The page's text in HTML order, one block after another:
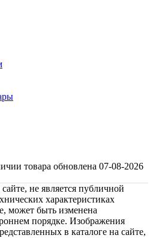
товара обновлена 07-08-2026
не является публичной
характеристиках
может быть изменена
порядке. Изображения
в каталоге на сайте,